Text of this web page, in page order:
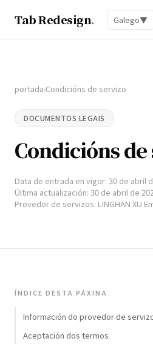
Tab Redesign. Galego▼
portada›Condicións de servizo
DOCUMENTOS LEGAIS
Condicións
Data de entrada en vigor: 30 de abril
Última actualización: 30 de abril de
Provedor de servizos: LINGHAN XU
ÍNDICE DESTA PÁXINA
Información do provedor de
Aceptación dos termos